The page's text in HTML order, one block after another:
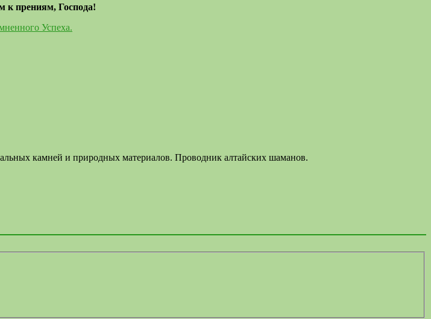
к прениям, Господа!
Успеха.
камней и природных материалов. Проводник алтайских шаманов.